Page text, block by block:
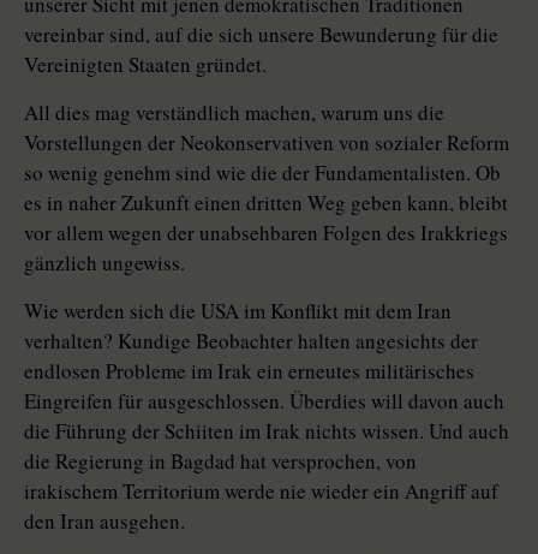
vereinbar sind, auf die sich unsere Bewunderung für die
Vereinigten Staaten gründet.
All dies mag verständlich machen, warum uns die
Vorstellungen der Neokonservativen von sozialer Reform
so wenig genehm sind wie die der Fundamentalisten. Ob
es in naher Zukunft einen dritten Weg geben kann, bleibt
vor allem wegen der unabsehbaren Folgen des Irakkriegs
gänzlich ungewiss.
Wie werden sich die USA im Konflikt mit dem Iran
verhalten? Kundige Beobachter halten angesichts der
endlosen Probleme im Irak ein erneutes militärisches
Eingreifen für ausgeschlossen. Überdies will davon auch
die Führung der Schiiten im Irak nichts wissen. Und auch
die Regierung in Bagdad hat versprochen, von
irakischem Territorium werde nie wieder ein Angriff auf
den Iran ausgehen.